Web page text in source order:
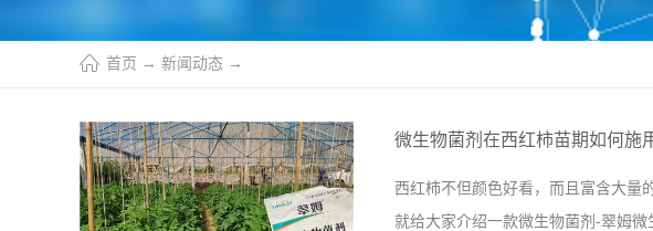
首页 → 新闻动态 →
微生物菌剂在西红柿苗期如何施
西红柿不但颜色好看，而且富含大量
就给大家介绍一款微生物菌剂-翠姆